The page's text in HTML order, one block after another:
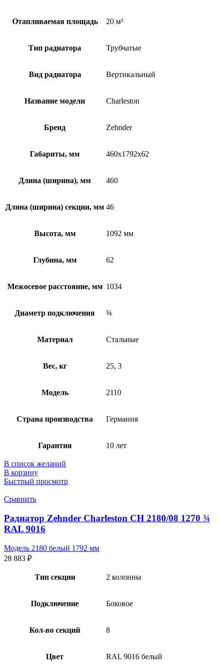
Отапливаемая площадь 20 м²
Тип радиатора Трубчатые
Вид радиатора Вертикальный
Название модели Charleston
Бренд Zehnder
Габариты, мм 460x1792x62
Длина (ширина), мм 460
Длина (ширина) секции, мм 46
Высота, мм 1092 мм
Глубина, мм 62
Межосевое расстояние, мм 1034
Диаметр подключения ¾
Материал Стальные
Вес, кг 25, 3
Модель 2110
Страна производства Германия
Гарантия 10 лет
В список желаний
В корзину
Быстрый просмотр
Сравнить
Радиатор Zehnder Charleston CH 2180/08 1270 ¾
RAL 9016
Модель 2180 белый 1792 мм
28 883 ₽
Тип секции 2 колонны
Подключение Боковое
Кол-во секций 8
Цвет RAL 9016 белый